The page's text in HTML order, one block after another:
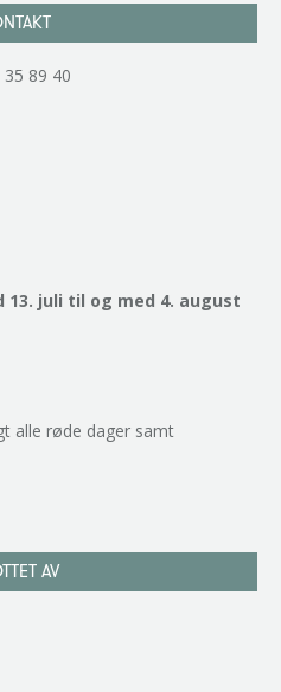
89 40
juli til og med 4. august
alle røde dager samt
AV